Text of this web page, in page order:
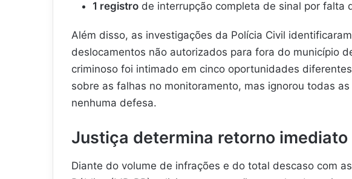
1 registro de interrupção completa de sinal por falta
Além disso, as investigações da Polícia Civil
deslocamentos não autorizados para fora do município
criminoso foi intimado em cinco oportunidades
sobre as falhas no monitoramento, mas ignorou todas
nenhuma defesa.
Justiça determina retorno
Diante do volume de infrações e do total descaso com